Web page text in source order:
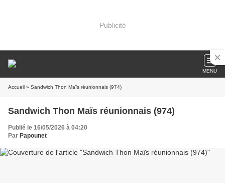
Publicité
MENU
Accueil » Sandwich Thon Maïs réunionnais (974)
Sandwich Thon Maïs réunionnais (974)
Publié le 16/05/2026 à 04:20
Par Papounet